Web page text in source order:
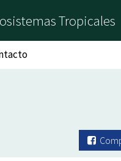
Tropicales